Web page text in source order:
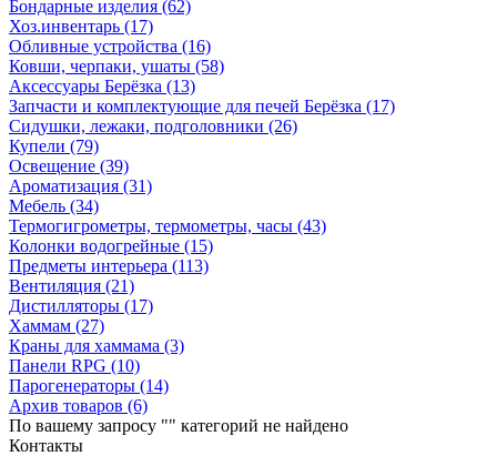
Бондарные изделия (62)
Хоз.инвентарь (17)
Обливные устройства (16)
Ковши, черпаки, ушаты (58)
Аксессуары Берёзка (13)
Запчасти и комплектующие для печей Берёзка (17)
Сидушки, лежаки, подголовники (26)
Купели (79)
Освещение (39)
Ароматизация (31)
Мебель (34)
Термогигрометры, термометры, часы (43)
Колонки водогрейные (15)
Предметы интерьера (113)
Вентиляция (21)
Дистилляторы (17)
Хаммам (27)
Краны для хаммама (3)
Панели RPG (10)
Парогенераторы (14)
Архив товаров (6)
По вашему запросу "" категорий не найдено
Контакты